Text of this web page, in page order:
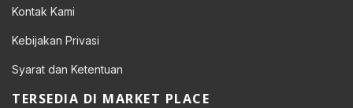
Kontak Kami
Kebijakan Privasi
Syarat dan Ketentuan
TERSEDIA DI MARKET PLACE